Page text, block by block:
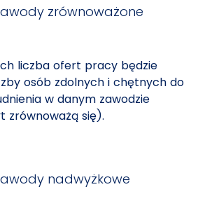
zrównoważone
liczba ofert pracy będzie
osób zdolnych i chętnych do
w danym zawodzie
zrównoważą się).
nadwyżkowe